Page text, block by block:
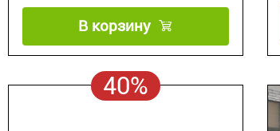
В корзину
40%